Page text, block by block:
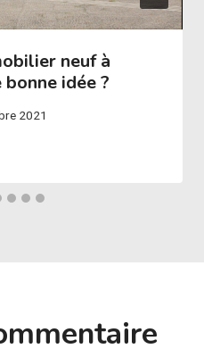
neuf à
bonne idée ?
2021